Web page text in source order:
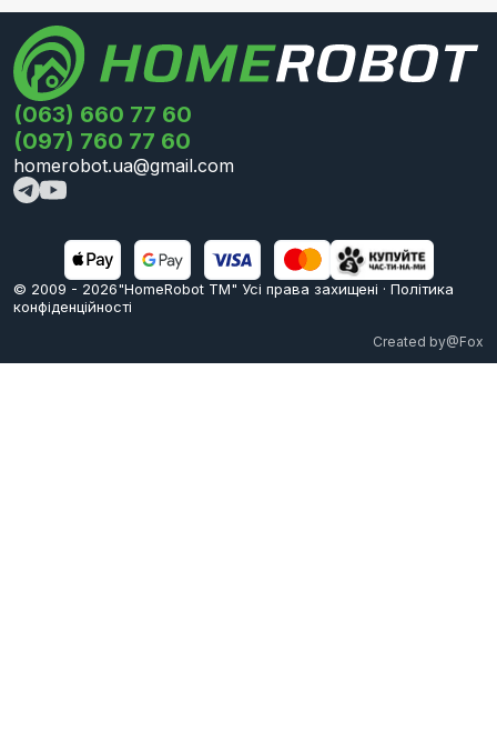
(063) 660 77 60
(097) 760 77 60
homerobot.ua@gmail.com
© 2009 - 2026"HomeRobot ТМ" Усi права захищені · Політика
конфіденційності
Created by@Fox